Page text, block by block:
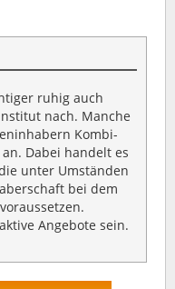
ruhig auch
nach. Manche
Kombi-
Dabei handelt es
unter Umständen
bei dem
Angebote sein.